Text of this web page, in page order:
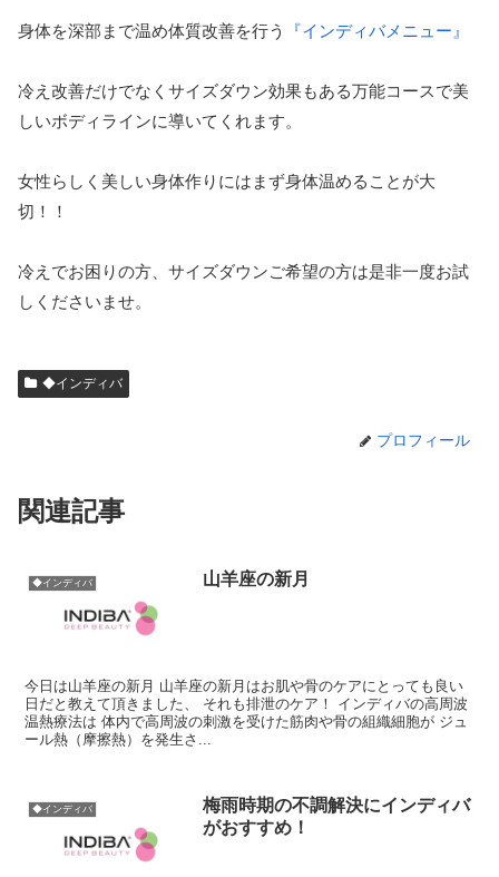
身体を深部まで温め体質改善を行う 『インディバメニュー』
冷え改善だけでなくサイズダウン効果もある万能コースで美
しいボディラインに導いてくれます。
女性らしく美しい身体作りにはまず身体温めることが大
切！！
冷えでお困りの方、サイズダウンご希望の方は是非一度お試
しくださいませ。
◆インディバ
プロフィール
関連記事
◆インディバ 山羊座の新月
今日は山羊座の新月 山羊座の新月はお肌や骨のケアにとっても良い
日だと教えて頂きました、 それも排泄のケア！ インディバの高周波
温熱療法は 体内で高周波の刺激を受けた筋肉や骨の組織細胞が ジュ
ール熱（摩擦熱）を発生さ...
◆インディバ
梅雨時期の不調解決にインディバ
がおすすめ！